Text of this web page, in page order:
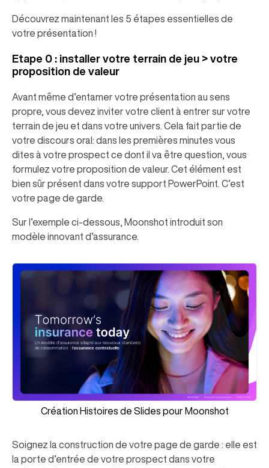
Découvrez maintenant les 5 étapes essentielles de
votre présentation !
Etape 0 : installer votre terrain de jeu > votre
proposition de valeur
Avant même d’entamer votre présentation au sens
propre, vous devez inviter votre client à entrer sur votre
terrain de jeu et dans votre univers. Cela fait partie de
votre discours oral: dans les premières minutes vous
dites à votre prospect ce dont il va être question, vous
formulez votre proposition de valeur. Cet élément est
bien sûr présent dans votre support PowerPoint. C’est
votre page de garde.
Sur l’exemple ci-dessous, Moonshot introduit son
modèle innovant d’assurance.
Création Histoires de Slides pour Moonshot
Soignez la construction de votre page de garde : elle est
la porte d’entrée de votre prospect dans votre